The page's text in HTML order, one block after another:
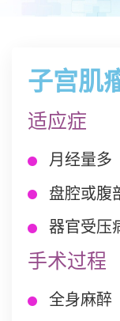
子宫肌
适应症
月经量多
盘腔或腹
器官受压
手术过程
全身麻醉